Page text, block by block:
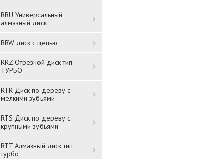
RRU Универсальный
алмазный диск
RRW диск с цепью
RRZ Отрезной диск тип
ТУРБО
RTR Диск по дереву с
мелкими зубьями
RTS Диск по дереву с
крупными зубьями
RTT Алмазный диск тип
турбо